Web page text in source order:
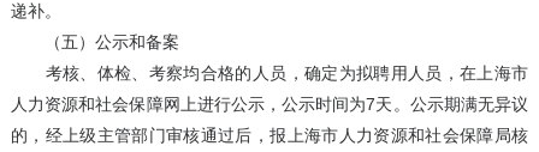
递补。
（五）公示和备案
考核、体检、考察均合格的人员，确定为拟聘用人员，在上海市
人力资源和社会保障网上进行公示，公示时间为7天。公示期满无异议
的，经上级主管部门审核通过后，报上海市人力资源和社会保障局核